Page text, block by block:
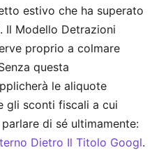
estivo che ha superato
Il Modello Detrazioni
proprio a colmare
questa
le aliquote
gli sconti fiscali a cui
di sé ultimamente:
Dietro Il Titolo Googl.